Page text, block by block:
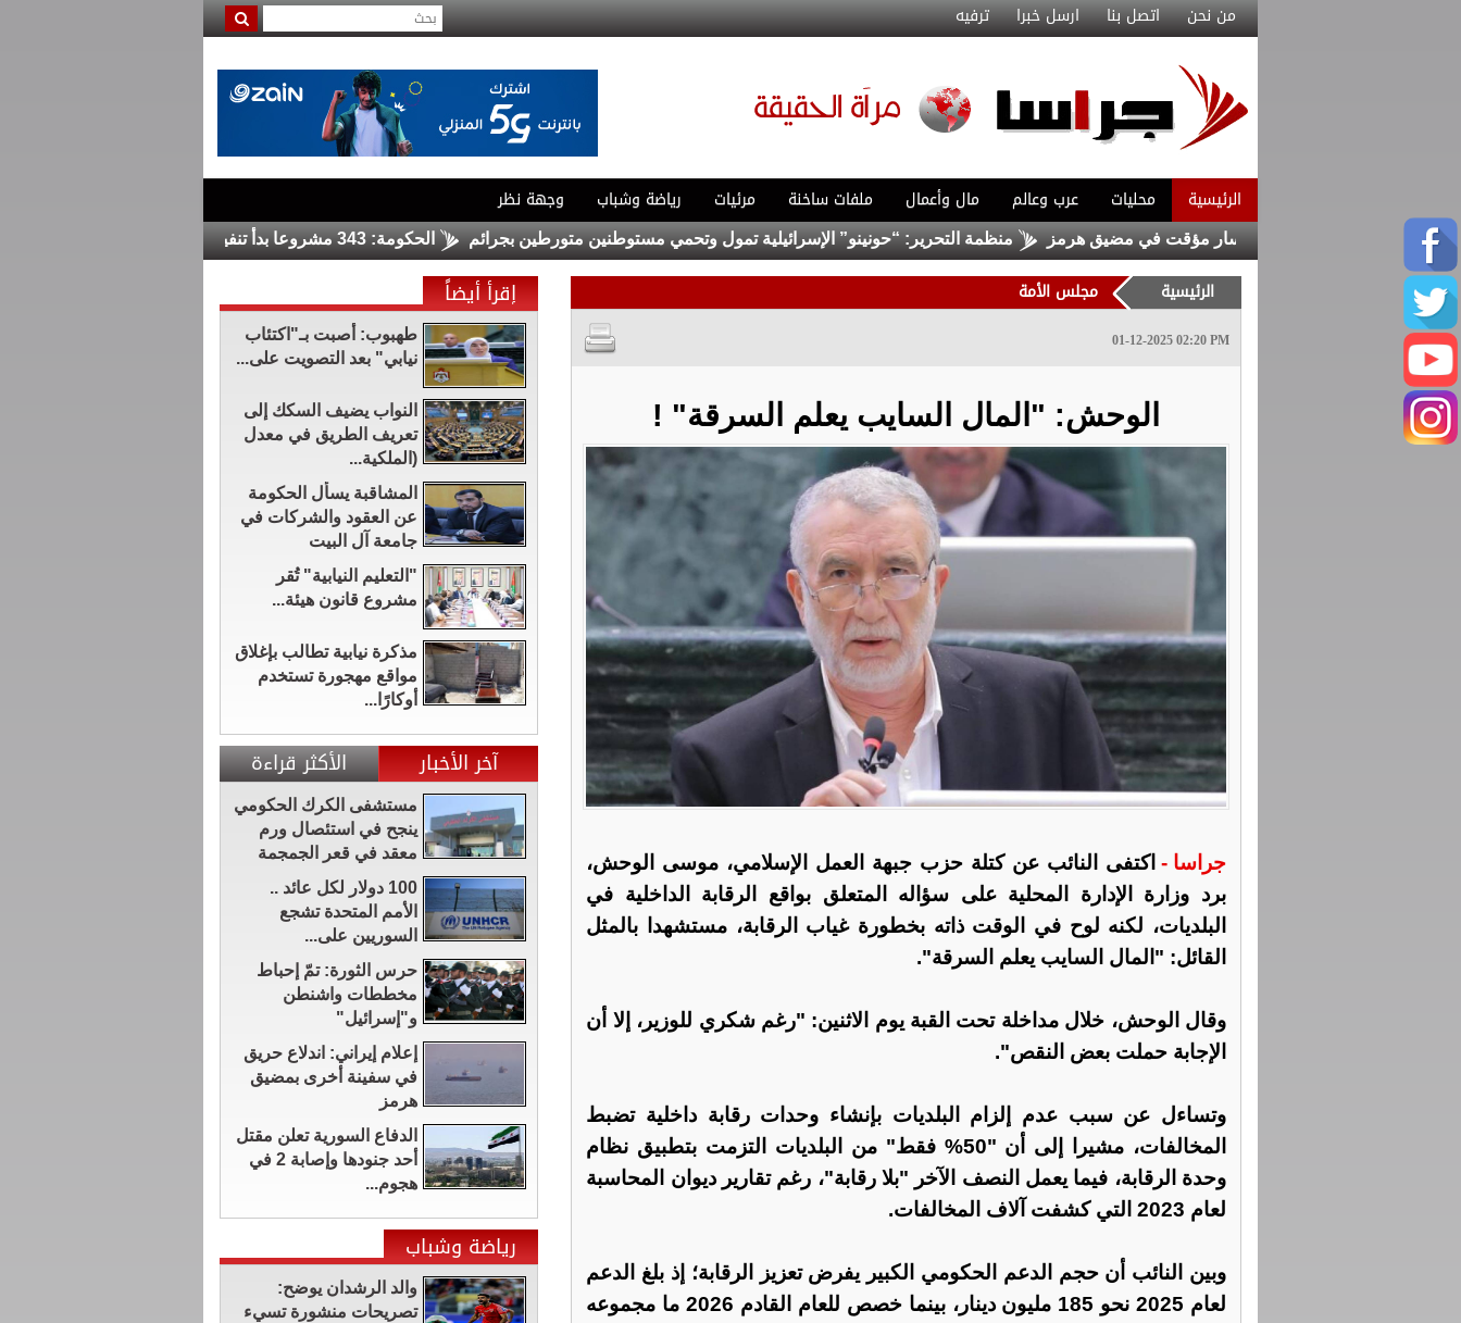
من نحن اتصل بنا ارسل خبرا ترفيه
الرئيسية محليات عرب وعالم مال وأعمال ملفات ساخنة مرئيات رياضة وشباب وجهة نظر
من اتفاق مع عُمان على مسار مؤقت في مضيق هرمز منظمة التحرير: “حونينو” الإسرائيلية تمول وتحمي مستوطنين متورطين بجرائم الحكومة: 343 مشروعا بدأ تنفيذها ضمن البرنامج التنفيذي الثاني
الرئيسية مجلس الأمة
01-12-2025 02:20 PM
الوحش: "المال السايب يعلم السرقة" !
جراسا - اكتفى النائب عن كتلة حزب جبهة العمل الإسلامي، موسى الوحش،
برد وزارة الإدارة المحلية على سؤاله المتعلق بواقع الرقابة الداخلية في
البلديات، لكنه لوح في الوقت ذاته بخطورة غياب الرقابة، مستشهدا بالمثل
القائل: "المال السايب يعلم السرقة".
وقال الوحش، خلال مداخلة تحت القبة يوم الاثنين: "رغم شكري للوزير، إلا أن
الإجابة حملت بعض النقص".
وتساءل عن سبب عدم إلزام البلديات بإنشاء وحدات رقابة داخلية تضبط
المخالفات، مشيرا إلى أن "50% فقط" من البلديات التزمت بتطبيق نظام
وحدة الرقابة، فيما يعمل النصف الآخر "بلا رقابة"، رغم تقارير ديوان المحاسبة
لعام 2023 التي كشفت آلاف المخالفات.
وبين النائب أن حجم الدعم الحكومي الكبير يفرض تعزيز الرقابة؛ إذ بلغ الدعم
لعام 2025 نحو 185 مليون دينار، بينما خصص للعام القادم 2026 ما مجموعه
إقرأ أيضاً
طهبوب: أُصبت بـ"اكتئاب
نيابي" بعد التصويت على...
النواب يضيف السكك إلى
تعريف الطريق في معدل
(الملكية...
المشاقبة يسأل الحكومة
عن العقود والشركات في
جامعة آل البيت
"التعليم النيابية" تُقر
مشروع قانون هيئة...
مذكرة نيابية تطالب بإغلاق
مواقع مهجورة تستخدم
أوكارًا...
آخر الأخبار الأكثر قراءة
مستشفى الكرك الحكومي
ينجح في استئصال ورم
معقد في قعر الجمجمة
100 دولار لكل عائد ..
الأمم المتحدة تشجع
السوريين على...
حرس الثورة: تمّ إحباط
مخططات واشنطن
و"إسرائيل"
إعلام إيراني: اندلاع حريق
في سفينة أخرى بمضيق
هرمز
الدفاع السورية تعلن مقتل
أحد جنودها وإصابة 2 في
هجوم...
رياضة وشباب
والد الرشدان يوضح:
تصريحات منشورة تسيء